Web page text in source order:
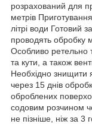
розрахований для
метрів
літрі води Готовий
проводять обробку
Особливо ретельно
та кути, а також
Необхідно знищити
через 15 днів
оброблених
содовим розчином
не пізніше, ніж за 3